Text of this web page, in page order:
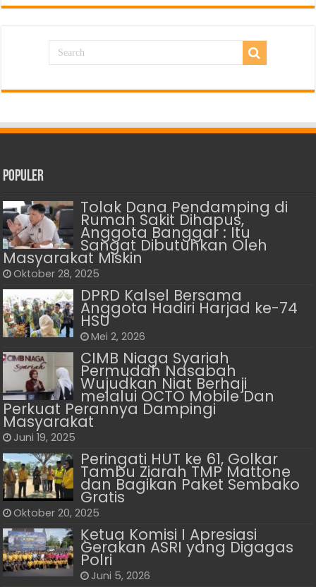
Populer
Tolak Dana Pendamping di
Rumah Sakit Dihapus,
Anggota Banggar : Itu
Sangat Dibutuhkan Oleh
Masyarakat Miskin
Oktober 28, 2025
DPRD Kalsel Bersama
Anggota Hadiri Harjad ke-74
HSU
Mei 2, 2026
CIMB Niaga Syariah
Permudah Nasabah
Wujudkan Niat Berhaji
melalui OCTO Mobile Dan
Perkuat Perannya Dampingi
Masyarakat
Juni 19, 2025
Peringati HUT ke 61, Golkar
Tambu Ziarah TMP Mattone
dan Bagikan Paket Sembako
Gratis
Oktober 20, 2025
Ķetua Komisi I Apresiasi
Gerakan ASRI yang Digagas
Polri
Juni 5, 2026